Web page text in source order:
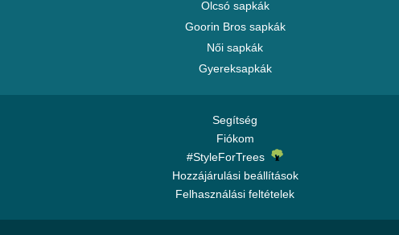
Olcsó sapkák
Goorin Bros sapkák
Női sapkák
Gyereksapkák
Segítség
Fiókom
#StyleForTrees
Hozzájárulási beállítások
Felhasználási feltételek